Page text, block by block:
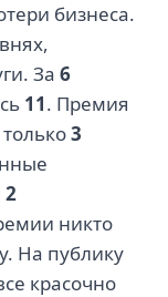
бизнеса.
За 6
11. Премия
3
2
никто
На публику
красочно